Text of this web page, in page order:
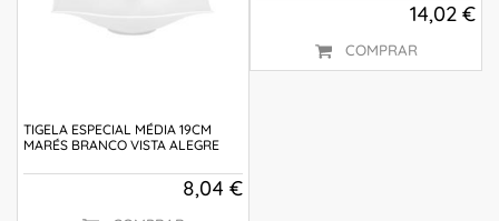
TIGELA ESPECIAL MÉDIA 19CM
MARÉS BRANCO VISTA ALEGRE
8,04 €
14,02 €
COMPRAR